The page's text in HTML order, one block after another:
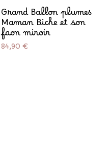
Grand Ballon plumes
Maman Biche et son
faon miroir
Prix
84,90 €